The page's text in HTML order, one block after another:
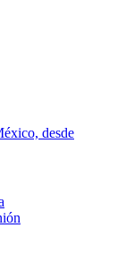
desde